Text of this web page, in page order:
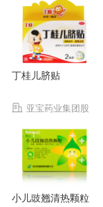
丁桂儿脐贴
亚宝药业集团股
小儿豉翘清热颗粒